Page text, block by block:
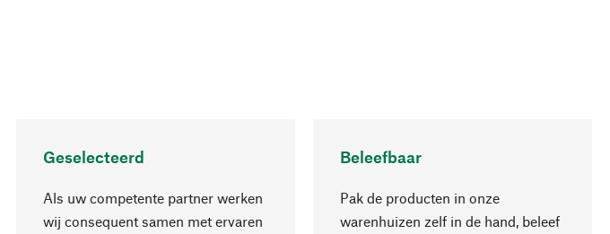
Geselecteerd
Als uw competente partner werken
wij consequent samen met ervaren
Beleefbaar
Pak de producten in onze
warenhuizen zelf in de hand, beleef